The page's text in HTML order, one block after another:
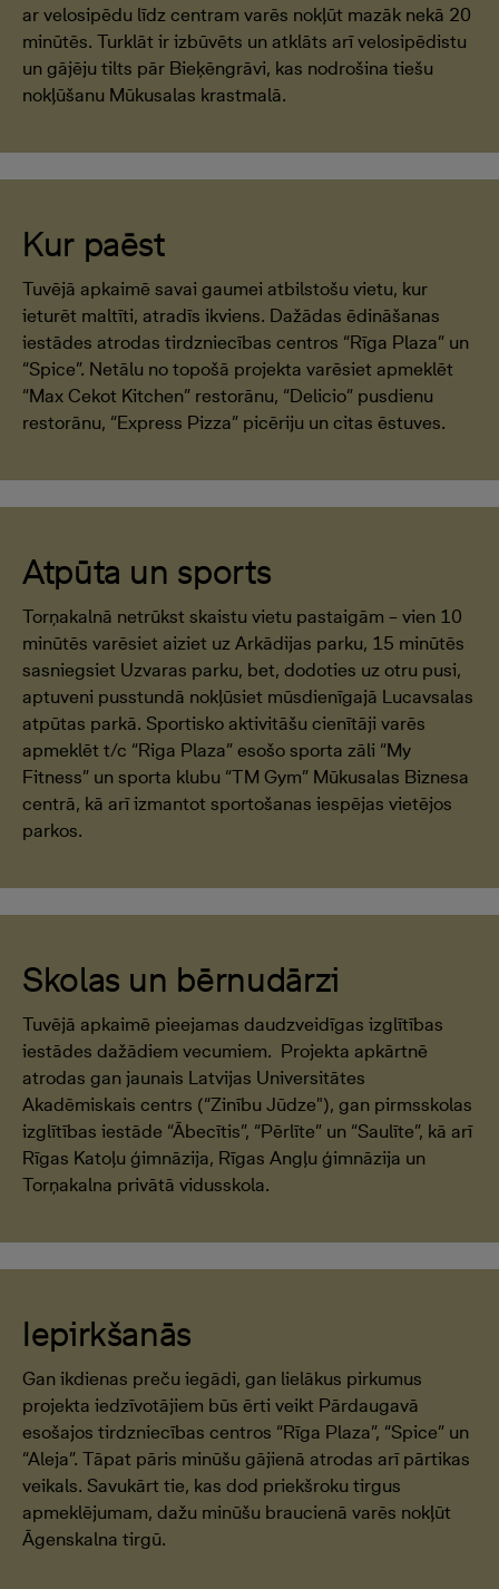
ar velosipēdu līdz centram varēs nokļūt mazāk nekā 20
minūtēs. Turklāt ir izbūvēts un atklāts arī velosipēdistu
un gājēju tilts pār Bieķēngrāvi, kas nodrošina tiešu
nokļūšanu Mūkusalas krastmalā.
Kur paēst
Tuvējā apkaimē savai gaumei atbilstošu vietu, kur
ieturēt maltīti, atradīs ikviens. Dažādas ēdināšanas
iestādes atrodas tirdzniecības centros “Rīga Plaza” un
“Spice”. Netālu no topošā projekta varēsiet apmeklēt
“Max Cekot Kitchen” restorānu, “Delicio” pusdienu
restorānu, “Express Pizza” picēriju un citas ēstuves.
Atpūta un sports
Torņakalnā netrūkst skaistu vietu pastaigām – vien 10
minūtēs varēsiet aiziet uz Arkādijas parku, 15 minūtēs
sasniegsiet Uzvaras parku, bet, dodoties uz otru pusi,
aptuveni pusstundā nokļūsiet mūsdienīgajā Lucavsalas
atpūtas parkā. Sportisko aktivitāšu cienītāji varēs
apmeklēt t/c “Riga Plaza” esošo sporta zāli “My
Fitness” un sporta klubu “TM Gym” Mūkusalas Biznesa
centrā, kā arī izmantot sportošanas iespējas vietējos
parkos.
Skolas un bērnudārzi
Tuvējā apkaimē pieejamas daudzveidīgas izglītības
iestādes dažādiem vecumiem. Projekta apkārtnē
atrodas gan jaunais Latvijas Universitātes
Akadēmiskais centrs (“Zinību Jūdze"), gan pirmsskolas
izglītības iestāde “Ābecītis”, “Pērlīte” un “Saulīte”, kā arī
Rīgas Katoļu ģimnāzija, Rīgas Angļu ģimnāzija un
Torņakalna privātā vidusskola.
Iepirkšanās
Gan ikdienas preču iegādi, gan lielākus pirkumus
projekta iedzīvotājiem būs ērti veikt Pārdaugavā
esošajos tirdzniecības centros “Rīga Plaza”, “Spice” un
“Aleja”. Tāpat pāris minūšu gājienā atrodas arī pārtikas
veikals. Savukārt tie, kas dod priekšroku tirgus
apmeklējumam, dažu minūšu braucienā varēs nokļūt
Āgenskalna tirgū.